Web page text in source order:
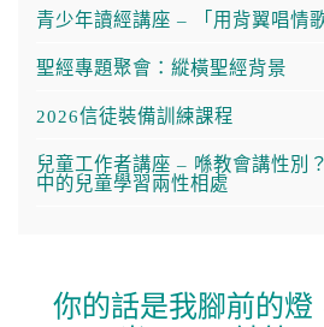
青少年讀經講座 – 「用背翼唱情
聖經專題聚會：縱橫聖經背景
2026信徒裝備訓練課程
兒童工作者講座 – 喺教會講性別
中的兒童學習兩性相處
你的話是我腳前的燈